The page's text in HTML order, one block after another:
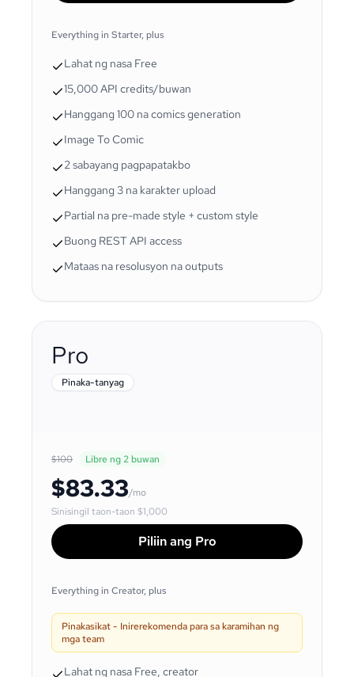
Everything in Starter, plus
Lahat ng nasa Free
15,000 API credits/buwan
Hanggang 100 na comics generation
Image To Comic
2 sabayang pagpapatakbo
Hanggang 3 na karakter upload
Partial na pre-made style + custom style
Buong REST API access
Mataas na resolusyon na outputs
Pinaka-tanyag
Pro
$100 Libre ng 2 buwan
$83.33/mo
Sinisingil taon-taon $1,000
Piliin ang Pro
Everything in Creator, plus
Pinakasikat - Inirerekomenda para sa karamihan ng
mga team
Lahat ng nasa Free, creator